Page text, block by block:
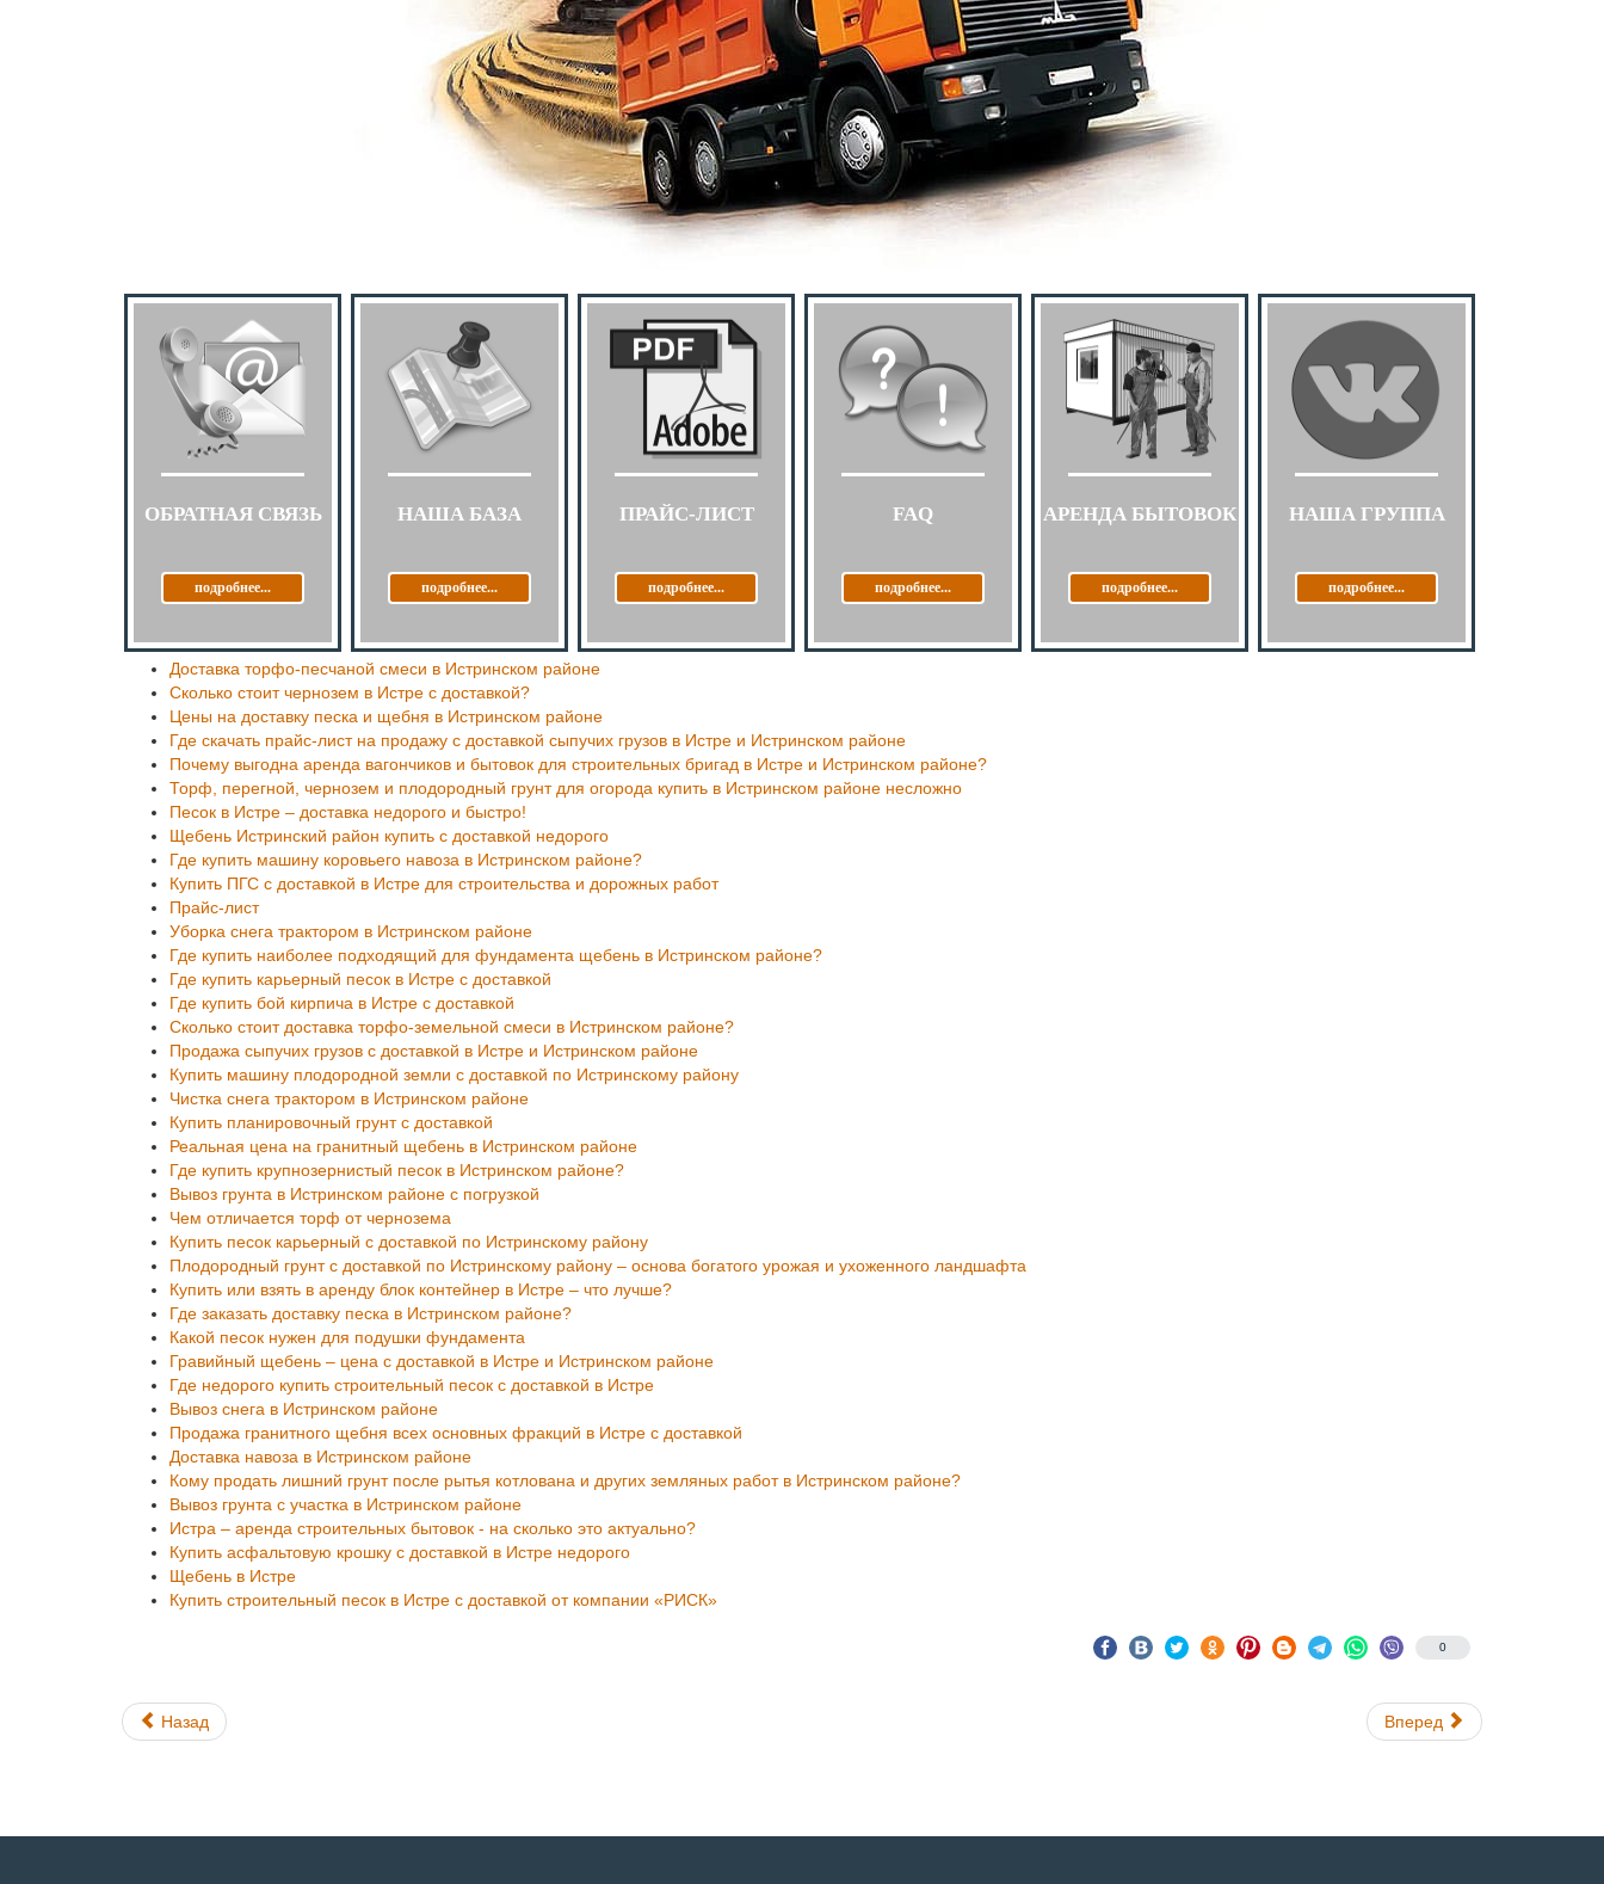
ОБРАТНАЯ СВЯЗЬ
подробнее...
НАША БАЗА
подробнее...
ПРАЙС-ЛИСТ
подробнее...
FAQ
подробнее...
АРЕНДА БЫТОВОК
подробнее...
НАША ГРУППА
подробнее...
Доставка торфо-песчаной смеси в Истринском районе
Сколько стоит чернозем в Истре с доставкой?
Цены на доставку песка и щебня в Истринском районе
Где скачать прайс-лист на продажу с доставкой сыпучих грузов в Истре и Истринском районе
Почему выгодна аренда вагончиков и бытовок для строительных бригад в Истре и Истринском районе?
Торф, перегной, чернозем и плодородный грунт для огорода купить в Истринском районе несложно
Песок в Истре – доставка недорого и быстро!
Щебень Истринский район купить с доставкой недорого
Где купить машину коровьего навоза в Истринском районе?
Купить ПГС с доставкой в Истре для строительства и дорожных работ
Прайс-лист
Уборка снега трактором в Истринском районе
Где купить наиболее подходящий для фундамента щебень в Истринском районе?
Где купить карьерный песок в Истре с доставкой
Где купить бой кирпича в Истре с доставкой
Сколько стоит доставка торфо-земельной смеси в Истринском районе?
Продажа сыпучих грузов с доставкой в Истре и Истринском районе
Купить машину плодородной земли с доставкой по Истринскому району
Чистка снега трактором в Истринском районе
Купить планировочный грунт с доставкой
Реальная цена на гранитный щебень в Истринском районе
Где купить крупнозернистый песок в Истринском районе?
Вывоз грунта в Истринском районе с погрузкой
Чем отличается торф от чернозема
Купить песок карьерный с доставкой по Истринскому району
Плодородный грунт с доставкой по Истринскому району – основа богатого урожая и ухоженного ландшафта
Купить или взять в аренду блок контейнер в Истре – что лучше?
Где заказать доставку песка в Истринском районе?
Какой песок нужен для подушки фундамента
Гравийный щебень – цена с доставкой в Истре и Истринском районе
Где недорого купить строительный песок с доставкой в Истре
Вывоз снега в Истринском районе
Продажа гранитного щебня всех основных фракций в Истре с доставкой
Доставка навоза в Истринском районе
Кому продать лишний грунт после рытья котлована и других земляных работ в Истринском районе?
Вывоз грунта с участка в Истринском районе
Истра – аренда строительных бытовок - на сколько это актуально?
Купить асфальтовую крошку с доставкой в Истре недорого
Щебень в Истре
Купить строительный песок в Истре с доставкой от компании «РИСК»
0
Назад Вперед